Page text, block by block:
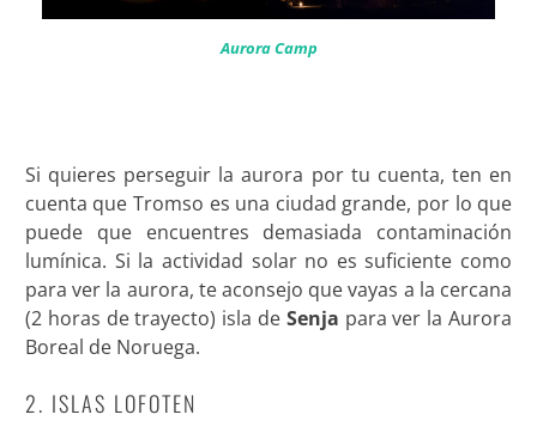
Aurora Camp
Si quieres perseguir la aurora por tu cuenta, ten en
cuenta que Tromso es una ciudad grande, por lo que
puede que encuentres demasiada contaminación
lumínica. Si la actividad solar no es suficiente como
para ver la aurora, te aconsejo que vayas a la cercana
(2 horas de trayecto) isla de Senja para ver la Aurora
Boreal de Noruega.
2. ISLAS LOFOTEN